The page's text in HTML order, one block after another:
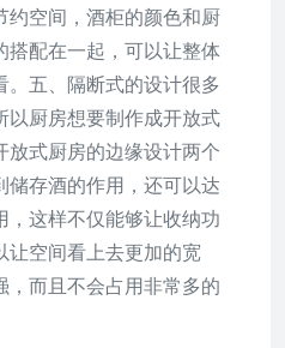
约空间，酒柜的颜色和厨
搭配在一起，可以让整体
。五、隔断式的设计很多
以厨房想要制作成开放式
放式厨房的边缘设计两个
存酒的作用，还可以达
这样不仅能够让收纳功
让空间看上去更加的宽
而且不会占用非常多的